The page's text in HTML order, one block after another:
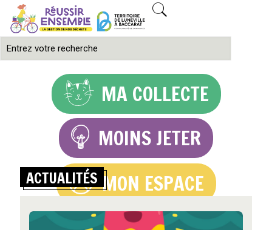
MA COLLECTE
MOINS JETER
MON ESPACE
ACTUALITÉS